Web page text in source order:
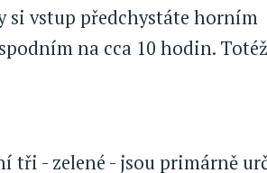
si vstup předchystáte horním
na cca 10 hodin.
tři - zelené - jsou primárně